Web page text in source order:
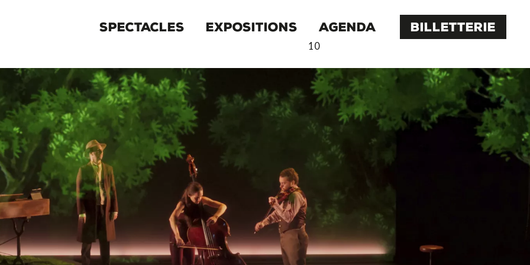
MENU
SPECTACLES EXPOSITIONS AGENDA
10
BILLETTERIE